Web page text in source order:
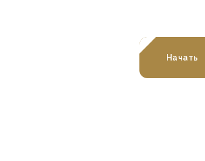
Начать